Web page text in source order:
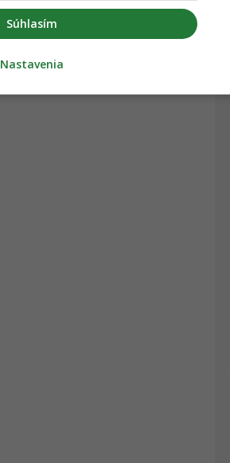
Súhlasím
Nastavenia